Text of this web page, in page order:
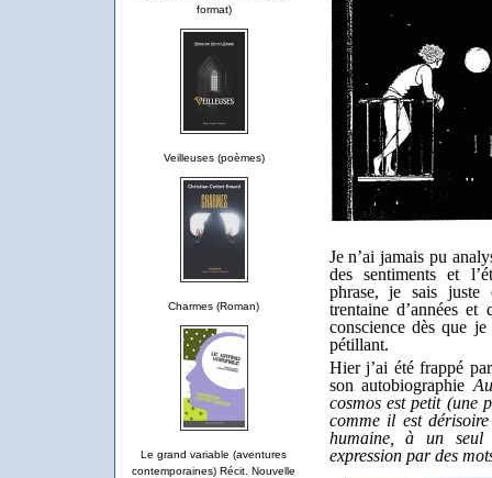
format)
Veilleuses (poèmes)
Charmes (Roman)
Le grand variable (aventures
contemporaines) Récit. Nouvelle
Je n’ai jamais pu
des sentiments et
phrase, je sais juste
trentaine d’années
conscience dès que
pétillant.
Hier j’ai été frappé
son autobiographie
cosmos est petit (une
comme il est
humaine, à un
expression par des